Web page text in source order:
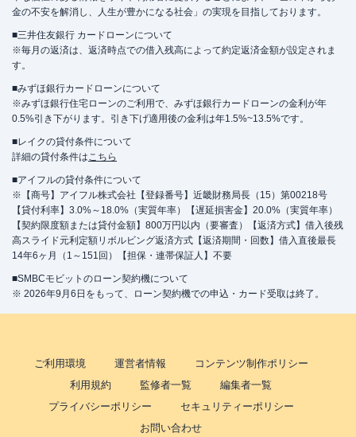
金の不安を解消し、人生が豊かになる社会」の実現を目指しております。
■三井住友銀行 カードローンについて
※毎月の返済は、返済時点での借入残高によって約定返済金額が設定されま
す。
■みずほ銀行カードローンについて
※みずほ銀行住宅ローンのご利用で、みずほ銀行カードローンの金利が年
0.5%引き下がります。引き下げ適用後の金利は年1.5%~13.5%です。
■レイクの貸付条件について
詳細の貸付条件はこちら
■アイフルの貸付条件について
※【商号】アイフル株式会社【登録番号】近畿財務局長（15）第00218号
【貸付利率】3.0%～18.0%（実質年率）【遅延損害金】20.0%（実質年率）
【契約限度額または貸付金額】800万円以内（要審査）【返済方式】借入後残
高スライド元利定額リボルビング返済方式【返済期間・回数】借入直後最長
14年6ヶ月（1～151回）【担保・連帯保証人】不要
■SMBCモビットのローン契約機について
※ 2026年9月6日をもって、ローン契約機での申込・カード受取は終了。
ご利用環境 運営者情報
コンテンツ制作ポリシー
利用規約
監修者一覧
編集者一覧
プライバシーポリシー
セキュリティーポリシー
お問い合わせ